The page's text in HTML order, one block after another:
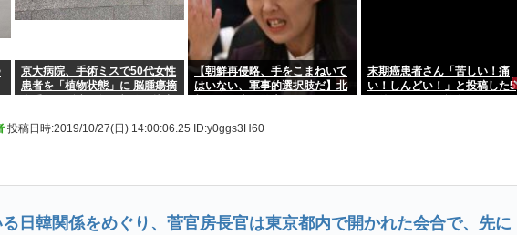
京大病院、手術ミスで50代女性
患者を「植物状態」に 脳腫瘍摘
【朝鮮再侵略、手をこまねいて
はいない、軍事的選択肢だ】北
末期癌患者さん「苦しい！痛
い！しんどい！」と投稿した5
投稿日時:2019/10/27(日) 14:00:06.25 ID:y0ggs3H60
日韓関係をめぐり、菅官房長官は東京都内で開かれた会合で、先に